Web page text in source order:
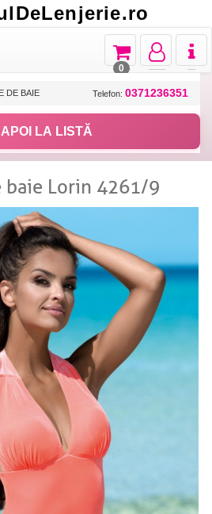
Toggle
Toggle
navigation
Toggle
navigation
0
DE BAIE Telefon: 0371236351
LA LISTĂ
baie Lorin 4261/9